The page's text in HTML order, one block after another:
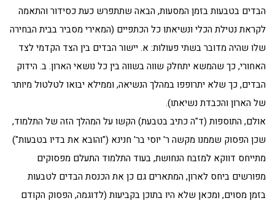
הבדים בטבעות בזמן המסעות, הבאה שתתפרש כעת כסידור והתאמה
לקראת נטילת הכלי ונשיאתו כל הכתפיים (המאירי מסביר בבית הבחירה
שלו שהיה מדובר בשתי פעולות: א. יישור הבדים בין הצד הקדמי לצד
האחורי, כך שהמשא יתחלק שווה בשווה בין כל נושאי הארון. ב. הידוק
הבדים, כך שלא יתרופפו במהלך הנשיאה, וממילא יבואו לטלטול מיותר
של הארון והכבדת נשיאתו).
אולם, התוספות (ד"ה כתיב בטבעת) הקשו על המהלך הזה של התלמוד,
שכן הפסוק שממנו מקשה ר' יוסי בר' חנינא ("והובא את בדיו בטבעות")
מתייחס דווקא למזבח הנחושת, בעוד התלמוד התעלם מפסוקים
מפורשים ביחס לארון, המתארים גם כן את הכנסת הבדים לטבעות
בזמן מסוים, ומכאן שלא היו בתוכן בקביעות (לדוגמה, הפסוק הקודם